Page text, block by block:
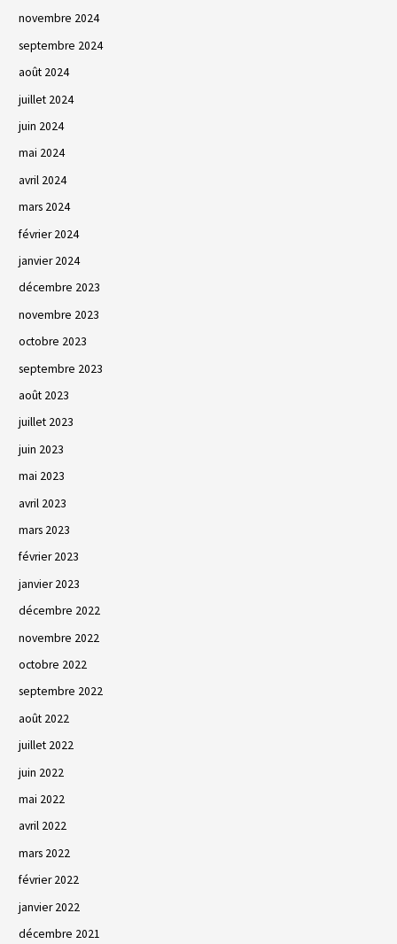
novembre 2024
septembre 2024
août 2024
juillet 2024
juin 2024
mai 2024
avril 2024
mars 2024
février 2024
janvier 2024
décembre 2023
novembre 2023
octobre 2023
septembre 2023
août 2023
juillet 2023
juin 2023
mai 2023
avril 2023
mars 2023
février 2023
janvier 2023
décembre 2022
novembre 2022
octobre 2022
septembre 2022
août 2022
juillet 2022
juin 2022
mai 2022
avril 2022
mars 2022
février 2022
janvier 2022
décembre 2021